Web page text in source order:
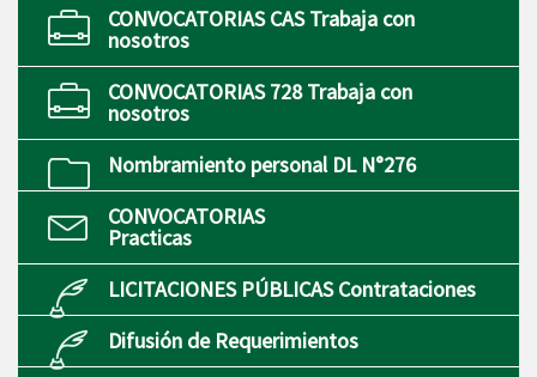
CONVOCATORIAS CAS Trabaja con
nosotros
CONVOCATORIAS 728 Trabaja con
nosotros
Nombramiento personal DL N°276
CONVOCATORIAS
Practicas
LICITACIONES PÚBLICAS Contrataciones
Difusión de Requerimientos